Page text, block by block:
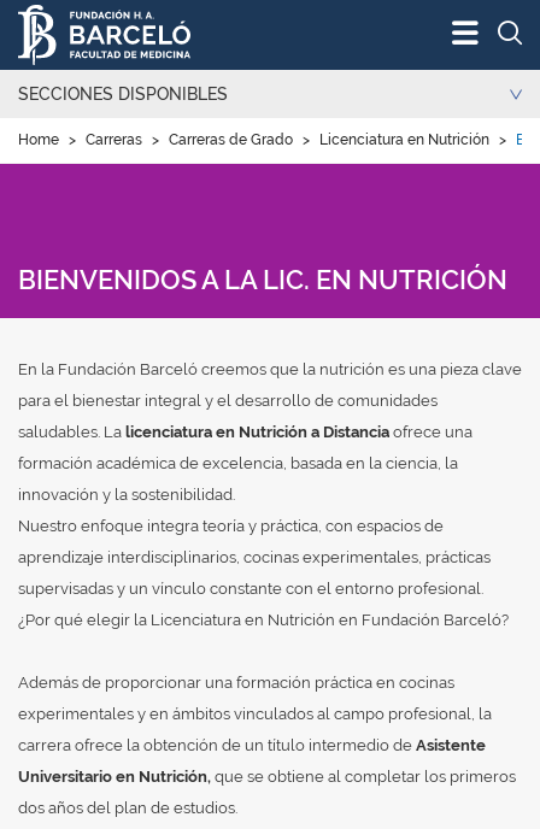
SECCIONES DISPONIBLES
Home > Carreras > Carreras de Grado > Licenciatura en Nutrición >
BIENVENIDOS A LA LIC. EN NUTRICIÓN
En la Fundación Barceló creemos que la nutrición es una pieza clave
para el bienestar integral y el desarrollo de comunidades
saludables. La licenciatura en Nutrición a Distancia ofrece una
formación académica de excelencia, basada en la ciencia, la
innovación y la sostenibilidad.
Nuestro enfoque integra teoría y práctica, con espacios de
aprendizaje interdisciplinarios, cocinas experimentales, prácticas
supervisadas y un vínculo constante con el entorno profesional.
¿Por qué elegir la Licenciatura en Nutrición en Fundación Barceló?
Además de proporcionar una formación práctica en cocinas
experimentales y en ámbitos vinculados al campo profesional, la
carrera ofrece la obtención de un título intermedio de Asistente
Universitario en Nutrición, que se obtiene al completar los primeros
dos años del plan de estudios.